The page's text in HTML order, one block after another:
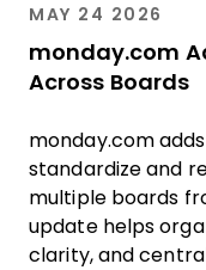
MAY 24 2026
monday.com
Across Boards
monday.com
standardize and
multiple boards
update helps
clarity, and